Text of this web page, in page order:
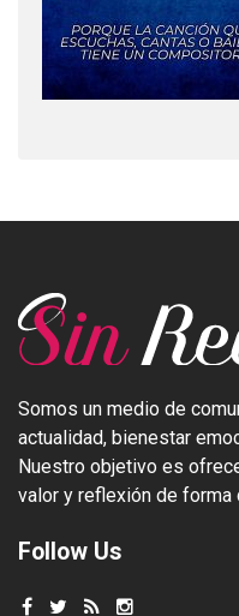
Somos un medio de
actualidad, bienestar
Nuestro objetivo es
valor y reflexión de forma
Follow Us